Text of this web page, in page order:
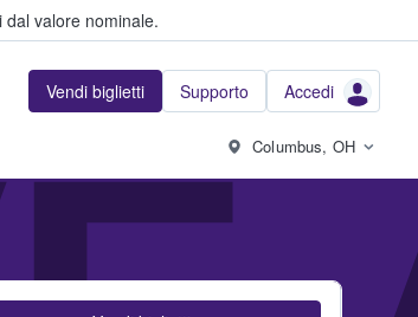
valore nominale.
Vendi biglietti Supporto Accedi
Columbus, OH